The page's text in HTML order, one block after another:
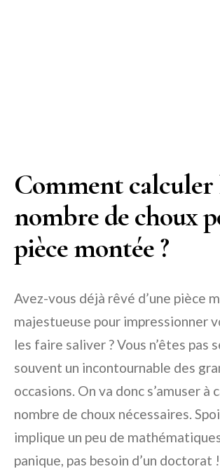
Comment calculer
nombre de choux
pièce montée ?
Avez-vous déjà rêvé d’une pièce
majestueuse pour impressionner
les faire saliver ? Vous n’êtes pas
souvent un incontournable des
occasions. On va donc s’amuser à
nombre de choux nécessaires.
implique un peu de
panique, pas besoin d’un doctorat !